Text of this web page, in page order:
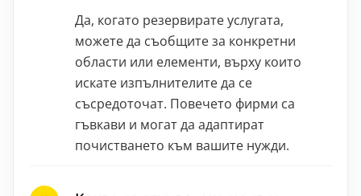
Да, когато резервирате услугата,
можете да съобщите за конкретни
области или елементи, върху които
искате изпълнителите да се
съсредоточат. Повечето фирми са
гъвкави и могат да адаптират
почистването към вашите нужди.